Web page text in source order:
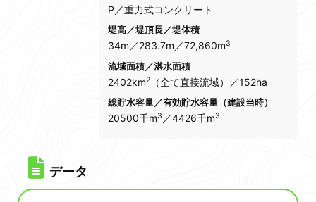
P／重力式コンクリート
堤高／堤頂長／堤体積
34m／283.7m／72,860m3
流域面積／湛水面積
2402km2（全て直接流域）／152ha
総貯水容量／有効貯水容量（建設当時）
20500千m3 ／4426千m3
データ